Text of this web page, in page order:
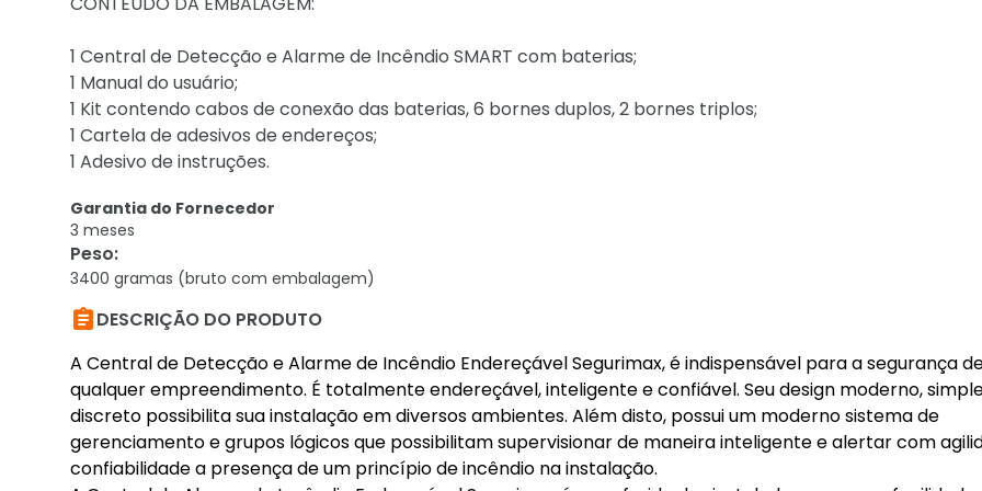
1 Central de Detecção e Alarme de Incêndio SMART com baterias;
1 Manual do usuário;
1 Kit contendo cabos de conexão das baterias, 6 bornes duplos, 2 bornes triplos;
1 Cartela de adesivos de endereços;
1 Adesivo de instruções.
Garantia do Fornecedor
3 meses
Peso:
3400 gramas (bruto com embalagem)
DESCRIÇÃO DO PRODUTO
A Central de Detecção e Alarme de Incêndio Endereçável Segurimax, é indispensável para a segurança
qualquer empreendimento. É totalmente endereçável, inteligente e confiável. Seu design moderno,
discreto possibilita sua instalação em diversos ambientes. Além disto, possui um moderno sistema de
gerenciamento e grupos lógicos que possibilitam supervisionar de maneira inteligente e alertar com
confiabilidade a presença de um princípio de incêndio na instalação.